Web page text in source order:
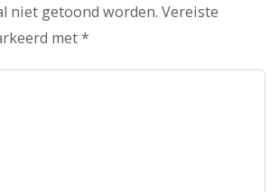
niet getoond worden. Vereiste
met*